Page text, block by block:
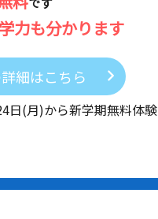
力も分かります
細はこちら
日(月)から新学期無料体験